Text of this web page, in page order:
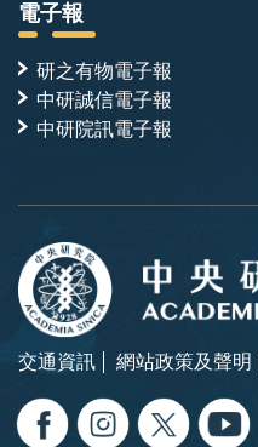
電子報
研之有物電子報
中研誠信電子報
中研院訊電子報
交通資訊 網站政策及聲明